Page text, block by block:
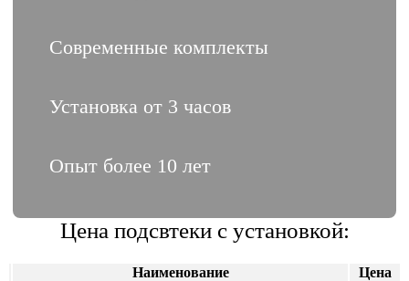
Современные комплекты
Установка от 3 часов
Опыт более 10 лет
Цена подсвтеки с установкой:
Наименование
Цена